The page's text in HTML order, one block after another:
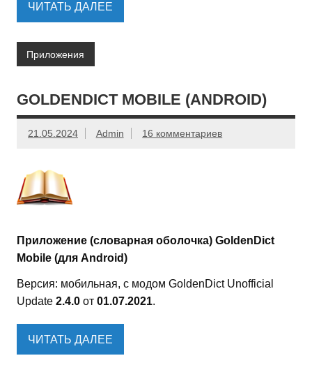
ЧИТАТЬ ДАЛЕЕ
Приложения
GOLDENDICT MOBILE (ANDROID)
21.05.2024 Admin 16 комментариев
Приложение (словарная оболочка) GoldenDict
Mobile (для Android)
Версия: мобильная, с модом GoldenDict Unofficial
Update 2.4.0 от 01.07.2021.
ЧИТАТЬ ДАЛЕЕ